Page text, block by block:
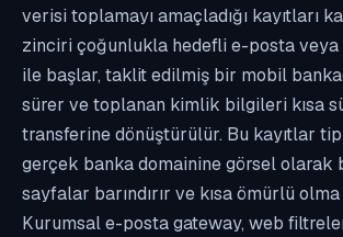
verisi toplamayı amaçladığı kayıtları
zinciri çoğunlukla hedefli e-posta veya
ile başlar, taklit edilmiş bir mobil
sürer ve toplanan kimlik bilgileri kısa
transferine dönüştürülür. Bu kayıtlar
gerçek banka domainine görsel olarak
sayfalar barındırır ve kısa ömürlü
Kurumsal e-posta gateway, web